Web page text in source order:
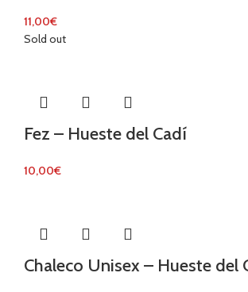
11,00€
Sold out
Fez – Hueste del Cadí
10,00€
Chaleco Unisex – Hueste del